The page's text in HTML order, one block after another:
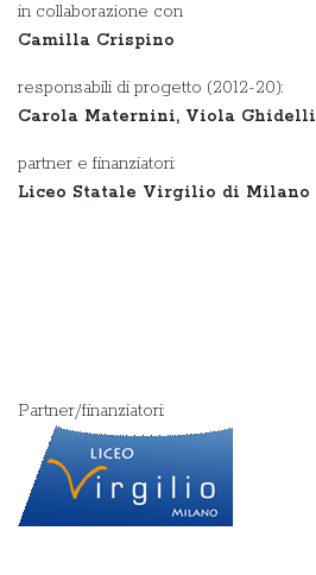
in collaborazione con
Camilla Crispino
responsabili di progetto (2012-20):
Carola Maternini, Viola Ghidelli
partner e finanziatori:
Liceo Statale Virgilio di Milano
Partner/finanziatori: